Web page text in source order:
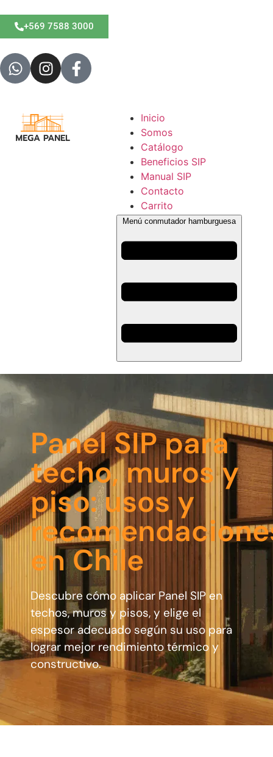
+569 7588 3000
Inicio
Somos
Catálogo
Beneficios SIP
Manual SIP
Contacto
Carrito
Menú conmutador hamburguesa
Panel SIP para
techo, muros y
piso: usos y
en Chile
Descubre cómo aplicar Panel SIP en
techos, muros y pisos, y elige el
espesor adecuado según su uso para
lograr mejor rendimiento térmico y
constructivo.